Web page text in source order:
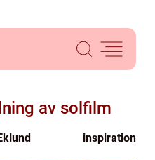
av solfilm
inspiration